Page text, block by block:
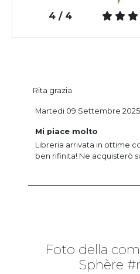
4 / 4
Rita grazia
Mi piace molto
Libreria arrivata in ottime
ben rifinita! Ne acquisterò
Martedi 09 Settembre 2025
Foto della
Sphère